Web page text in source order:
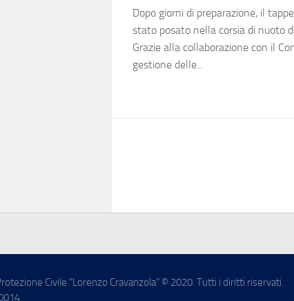
Dopo giorni di preparazione, il
stato posato nella corsia di nuoto
Grazie alla collaborazione con il
gestione delle...
Civile “Lorenzo Cravanzola” © 2020. Tutti i diritti riservati.